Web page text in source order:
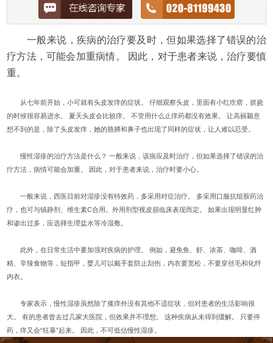
一般来说，疾病的治疗要及时，但如果选择了错误的治
疗方法，可能会加重病情。 因此，对于患者来说，治疗要慎
重。
从七年前开始，小可就有头皮发痒的症状。 仔细观察头皮，里面有小红疙瘩，抓挠
的时候很容易进水。 夏天头皮会比较痒。 不管用什么止痒药都没有效果。 让高丽颖意
想不到的是，除了头皮发痒，她的胳膊和鼻子也出现了同样的症状，让人难以忍受。
慢性湿疹的治疗方法是什么？ 一般来说，该病应及时治疗，但如果选择了错误的治
疗方法，病情可能会加重。 因此，对于患者来说，治疗时要小心。
一般来说，西医目前对湿疹没有特效药，多采用对症治疗。 多采用口服抗组胺药治
疗，也可与镇静剂、维生素C合用。外用剂型视皮损临床表现而定。 如果出现明显红肿
和渗出过多，应选择生理盐水等冷湿敷。
此外，在日常生活中要加强对疾病的护理。 例如，避免鱼、虾、浓茶、咖啡、酒
精、辛辣食物等，短指甲，婴儿可以戴手套防止刮伤，内衣要宽松，不要穿丝毛和化纤
内衣。
专家表示，慢性湿疹虽然除了瘙痒外没有其他不适症状，但对患者的生活影响很
大。 有的患者曾去过几家大医院，但效果并不理想。 这种疾病从未得到缓解。 只要停
药，痒又会“狂暴”起来。 因此，不可低估慢性湿疹。